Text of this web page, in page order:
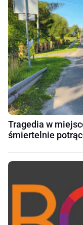
Tragedia w
śmiertelnie